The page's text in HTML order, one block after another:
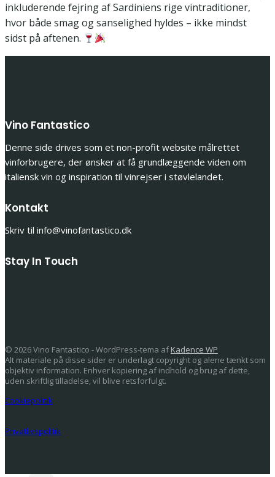
inkluderende fejring af Sardiniens rige vintraditioner,
hvor både smag og sanselighed hyldes – ikke mindst
sidst på aftenen.
Vino Fantastico
Denne side drives som et non-profit website målrettet
vinforbrugere, der ønsker at få grundlæggende viden om
italiensk vin og inspiration til vinrejser i støvlelandet.
Kontakt
Skriv til info@vinofantastico.dk
Stay In Touch
© 2026 Vino Fantastico - WordPress-tema afKadence WP
Alt materiale på disse sider er underlagt copyright og alene tænkt som
objektiv information. Enhver kopiering af indhold og brug af dette,
uden skriftlig tilladelse, vil blive retsforfulgt.
Cookiepolitik
Privatlivspolitik